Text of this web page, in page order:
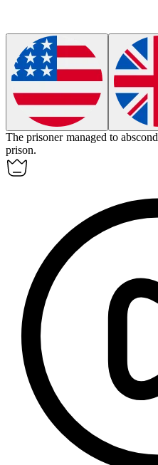
The prisoner managed toabscond
prison.